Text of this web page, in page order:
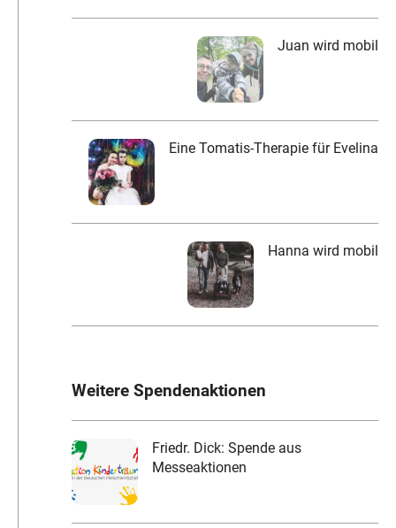
Juan wird mobil
Eine Tomatis-Therapie für Evelina
Hanna wird mobil
Weitere Spendenaktionen
Friedr. Dick: Spende aus
Messeaktionen